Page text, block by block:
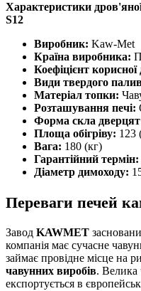
Характеристики
S12
Виробник: Kaw-Met
Країна виробника:
Коефіцієнт корисної
Види твердого
Матеріал топки:
Розташування печі:
Форма скла
Площа обігріву: 123
Вага: 180 (кг)
Гарантійний термін:
Діаметр димоходу:
Переваги печей
Завод KAWMET
компанія має сучасне
займає провідне місце на
чавунних виробів. Велика
експортується в